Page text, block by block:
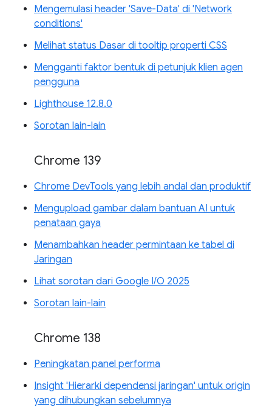
Mengemulasi header 'Save-Data' di 'Network
conditions'
Melihat status Dasar di tooltip properti CSS
Mengganti faktor bentuk di petunjuk klien agen
pengguna
Lighthouse 12.8.0
Sorotan lain-lain
Chrome 139
Chrome DevTools yang lebih andal dan produktif
Mengupload gambar dalam bantuan AI untuk
penataan gaya
Menambahkan header permintaan ke tabel di
Jaringan
Lihat sorotan dari Google I/O 2025
Sorotan lain-lain
Chrome 138
Peningkatan panel performa
Insight 'Hierarki dependensi jaringan' untuk origin
yang dihubungkan sebelumnya